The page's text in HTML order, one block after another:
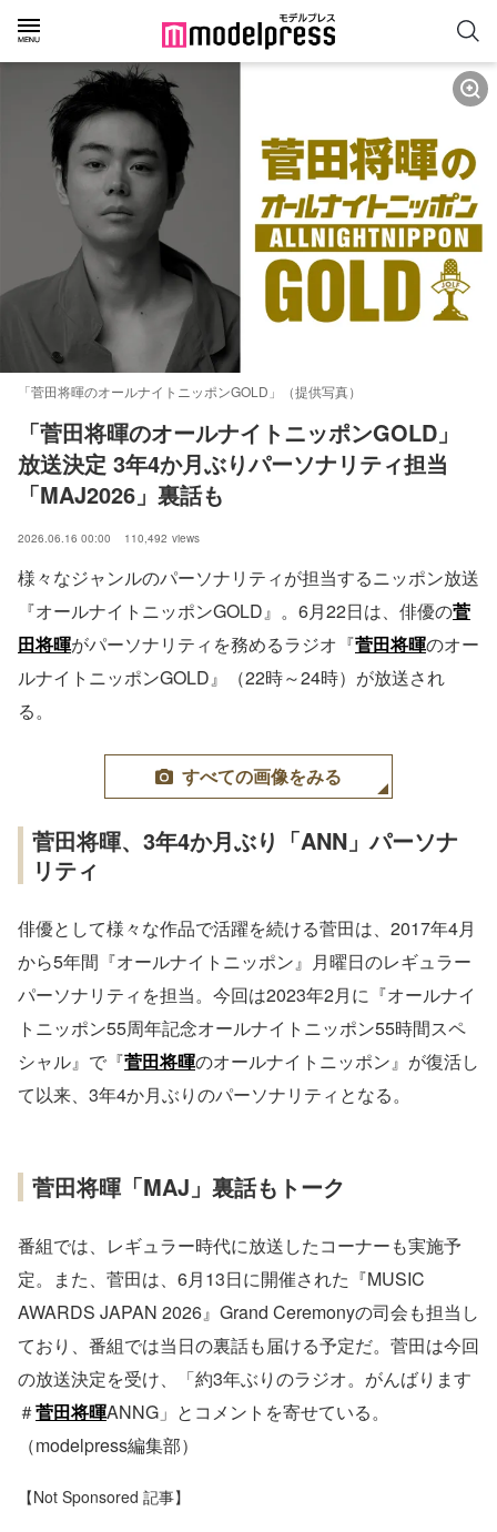
「菅田将暉のオールナイトニッポンGOLD」（提供写真）
「菅田将暉のオールナイトニッポンGOLD」
放送決定 3年4か月ぶりパーソナリティ担当
「MAJ2026」裏話も
2026.06.16 00:00 110,492 views
様々なジャンルのパーソナリティが担当するニッポン放送
『オールナイトニッポンGOLD』。6月22日は、俳優の菅
田将暉がパーソナリティを務めるラジオ『菅田将暉のオー
ルナイトニッポンGOLD』（22時～24時）が放送され
る。
すべての画像をみる
菅田将暉、3年4か月ぶり「ANN」パーソナ
リティ
俳優として様々な作品で活躍を続ける菅田は、2017年4月
から5年間『オールナイトニッポン』月曜日のレギュラー
パーソナリティを担当。今回は2023年2月に『オールナイ
トニッポン55周年記念オールナイトニッポン55時間スペ
シャル』で『菅田将暉のオールナイトニッポン』が復活し
て以来、3年4か月ぶりのパーソナリティとなる。
菅田将暉「MAJ」裏話もトーク
番組では、レギュラー時代に放送したコーナーも実施予
定。また、菅田は、6月13日に開催された『MUSIC
AWARDS JAPAN 2026』Grand Ceremonyの司会も担当し
ており、番組では当日の裏話も届ける予定だ。菅田は今回
の放送決定を受け、「約3年ぶりのラジオ。がんばります
＃菅田将暉ANNG」とコメントを寄せている。
（modelpress編集部）
【Not Sponsored 記事】